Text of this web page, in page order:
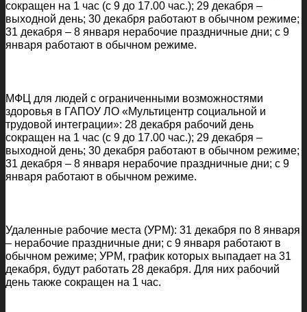
сокращен на 1 час (с 9 до 17.00 час.); 29 декабря –
выходной день; 30 декабря работают в обычном режиме;
31 декабря – 8 января нерабочие праздничные дни; с 9
января работают в обычном режиме.
МФЦ для людей с ограниченными возможностями
здоровья в ГАПОУ ЛО «Мультицентр социальной и
трудовой интеграции»: 28 декабря рабочий день
сокращен на 1 час (с 9 до 17.00 час.); 29 декабря –
выходной день; 30 декабря работают в обычном режиме;
31 декабря – 8 января нерабочие праздничные дни; с 9
января работают в обычном режиме.
Удаленные рабочие места (УРМ): 31 декабря по 8 января
– нерабочие праздничные дни; с 9 января работают в
обычном режиме; УРМ, график которых выпадает на 31
декабря, будут работать 28 декабря. Для них рабочий
день также сокращен на 1 час.